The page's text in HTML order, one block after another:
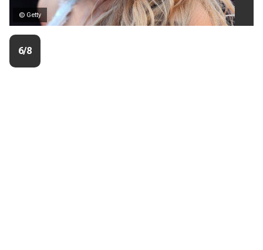
© Getty
6/8